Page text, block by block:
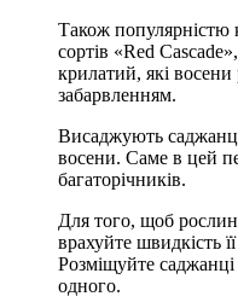
Також популярністю
сортів «Red
крилатий, які
забарвленням.
Висаджують
восени. Саме в цей
багаторічників.
Для того, щоб
врахуйте швидкість
Розміщуйте
одного.